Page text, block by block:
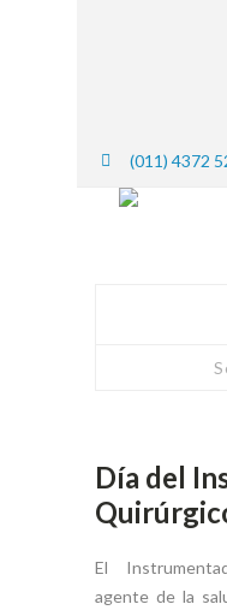
(011) 4372
Día del
El
agente de la